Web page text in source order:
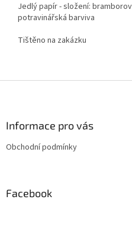
Jedlý papír - složení:
potravinářská barviva
Tištěno na zakázku
Informace pro vás
Obchodní podmínky
Facebook